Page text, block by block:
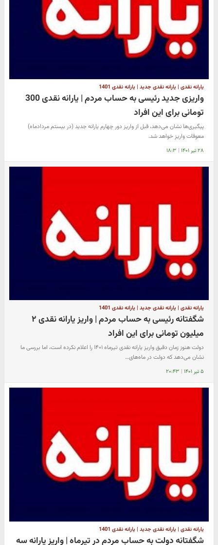
یارانه نقدی | یارانه نقدی جدید | یارانه نقدی 1401
واریزی جدید رئیسی به حساب مردم | یارانه نقدی 300
تومانی برای این افراد
پیگیری‌ها نشان می‌دهد، قبل از واریز دور چهارم یارانه جدید (در بیستم مردادماه)
معوقات واریز خواهد شد.
۲۸ تیر ۱۴۰۱ | ۱۸:۳
یارانه نقدی | یارانه نقدی جدید | یارانه نقدی 1401
شگفتانه رئیسی به حساب مردم | واریز یارانه نقدی ۲
میلیون تومانی برای این افراد
دولت هنوز زمان دقیق واریز یارانه نقدی تیرماه ۱۴۰۱ را اعلام نکرده است، اما بررسی ما
نشان می‌دهد که دولت در ماه‌های…
۵ تیر ۱۴۰۱ | ۲۰:۴۳
یارانه نقدی | یارانه نقدی جدید | یارانه نقدی 1401
شگفتانه دولت به حساب مردم در تیرماه | واریز یارانه سه